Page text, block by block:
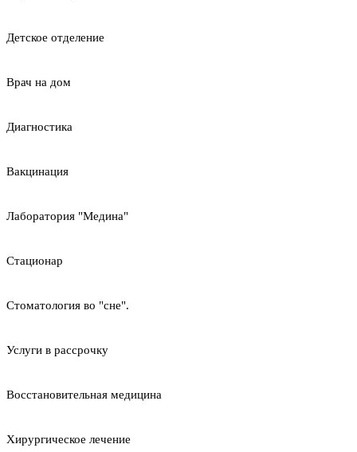
Детское отделение
Врач на дом
Диагностика
Вакцинация
Лаборатория "Медина"
Стационар
Стоматология во "сне".
Услуги в рассрочку
Восстановительная медицина
Хирургическое лечение